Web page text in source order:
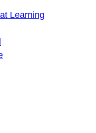
Learning